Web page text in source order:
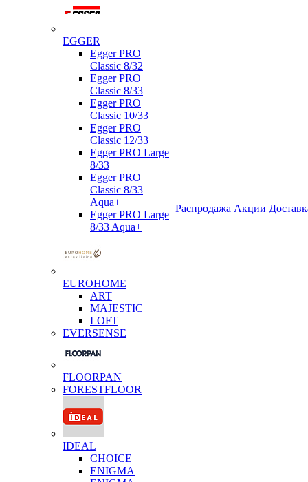
EGGER
Egger PRO
Classic 8/32
Egger PRO
Classic 8/33
Egger PRO
Classic 10/33
Egger PRO
Classic 12/33
Egger PRO Large
8/33
Egger PRO
Classic 8/33
Aqua+
Egger PRO Large
8/33 Aqua+
EUROHOME
ART
MAJESTIC
LOFT
EVERSENSE
FLOORPAN
FORESTFLOOR
IDEAL
CHOICE
ENIGMA
Распродажа Акции